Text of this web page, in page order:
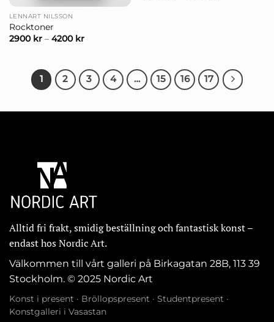
LENNART NILSSON
Rocktoner
2900 kr– 4200 kr
1 2 3 4 … 15 16 17
Alltid fri frakt, smidig beställning och fantastisk konst –
endast hos Nordic Art.
Välkommen till vårt galleri på Birkagatan 28B, 113 39
Stockholm. © 2025 Nordic Art
Konst i present · Bröllopspresent · Studentpresent ·
Konstgalleri i Vasastan